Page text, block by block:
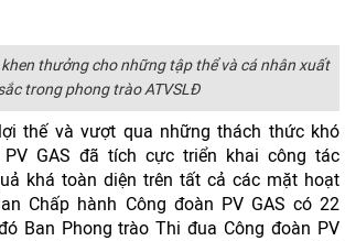
khen thưởng cho những tập thể và cá nhân xuất
trong phong trào ATVSLĐ
thế và vượt qua những thách thức khó
PV GAS đã tích cực triển khai công tác
khá toàn diện trên tất cả các mặt hoạt
Chấp hành Công đoàn PV GAS có 22
Ban Phong trào Thi đua Công đoàn PV